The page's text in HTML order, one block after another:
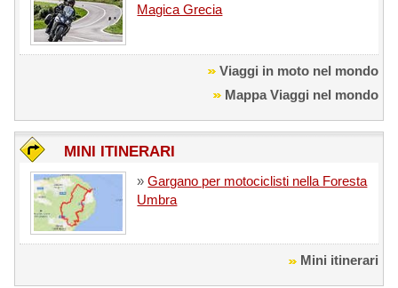
Magica Grecia
Viaggi in moto nel mondo
Mappa Viaggi nel mondo
MINI ITINERARI
»Gargano per motociclisti nella Foresta
Umbra
Mini itinerari